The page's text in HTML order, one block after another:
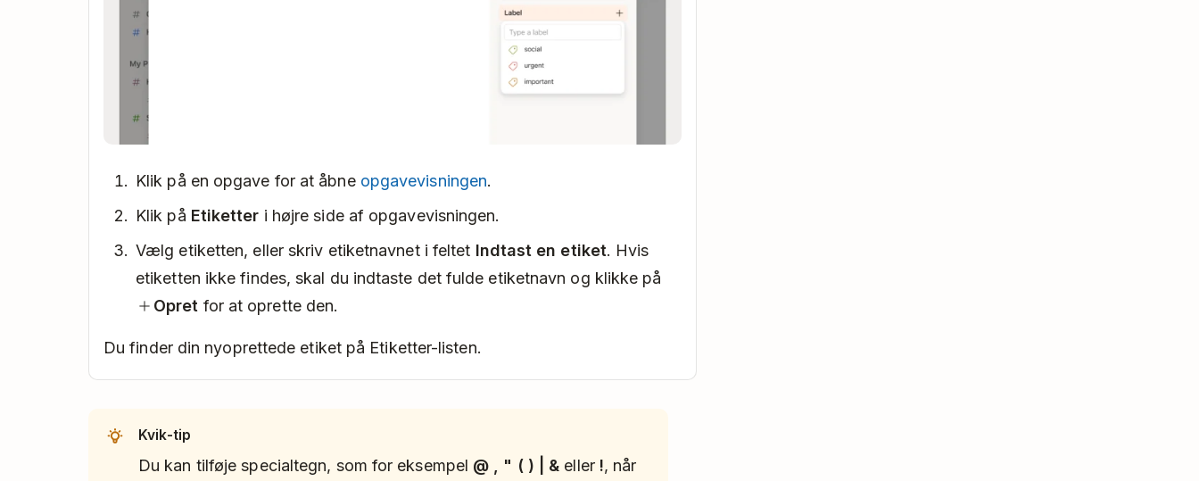
Klik på en opgave for at åbne opgavevisningen.
Klik på Etiketter i højre side af opgavevisningen.
Vælg etiketten, eller skriv etiketnavnet i feltet Indtast en etiket. Hvis
etiketten ikke findes, skal du indtaste det fulde etiketnavn og klikke på
Opret for at oprette den.
Du finder din nyoprettede etiket på Etiketter-listen.
Kvik-tip
Du kan tilføje specialtegn, som for eksempel @ , " ( ) | & eller !, når